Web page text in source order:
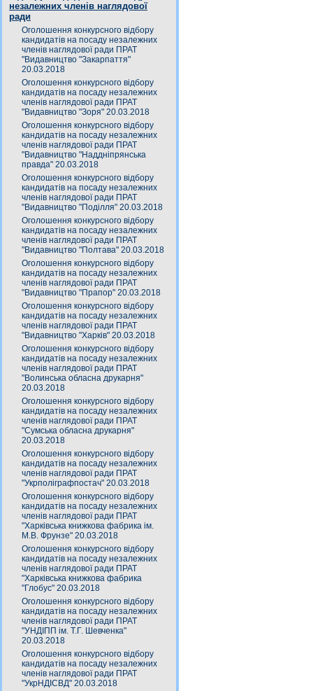
незалежних членів наглядової
ради
Оголошення конкурсного відбору
кандидатів на посаду незалежних
членів наглядової ради ПРАТ
"Видавництво "Закарпаття"
20.03.2018
Оголошення конкурсного відбору
кандидатів на посаду незалежних
членів наглядової ради ПРАТ
"Видавництво "Зоря" 20.03.2018
Оголошення конкурсного відбору
кандидатів на посаду незалежних
членів наглядової ради ПРАТ
"Видавництво "Наддніпрянська
правда" 20.03.2018
Оголошення конкурсного відбору
кандидатів на посаду незалежних
членів наглядової ради ПРАТ
"Видавництво "Поділля" 20.03.2018
Оголошення конкурсного відбору
кандидатів на посаду незалежних
членів наглядової ради ПРАТ
"Видавництво "Полтава" 20.03.2018
Оголошення конкурсного відбору
кандидатів на посаду незалежних
членів наглядової ради ПРАТ
"Видавництво "Прапор" 20.03.2018
Оголошення конкурсного відбору
кандидатів на посаду незалежних
членів наглядової ради ПРАТ
"Видавництво "Харків" 20.03.2018
Оголошення конкурсного відбору
кандидатів на посаду незалежних
членів наглядової ради ПРАТ
"Волинська обласна друкарня"
20.03.2018
Оголошення конкурсного відбору
кандидатів на посаду незалежних
членів наглядової ради ПРАТ
"Сумська обласна друкарня"
20.03.2018
Оголошення конкурсного відбору
кандидатів на посаду незалежних
членів наглядової ради ПРАТ
"Укрполіграфпостач" 20.03.2018
Оголошення конкурсного відбору
кандидатів на посаду незалежних
членів наглядової ради ПРАТ
"Харківська книжкова фабрика ім.
М.В. Фрунзе" 20.03.2018
Оголошення конкурсного відбору
кандидатів на посаду незалежних
членів наглядової ради ПРАТ
"Харківська книжкова фабрика
"Глобус" 20.03.2018
Оголошення конкурсного відбору
кандидатів на посаду незалежних
членів наглядової ради ПРАТ
"УНДІПП ім. Т.Г. Шевченка"
20.03.2018
Оголошення конкурсного відбору
кандидатів на посаду незалежних
членів наглядової ради ПРАТ
"УкрНДІСВД" 20.03.2018